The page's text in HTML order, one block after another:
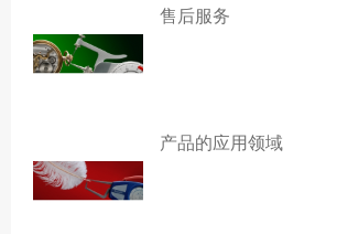
售后服务
产品的应用领域